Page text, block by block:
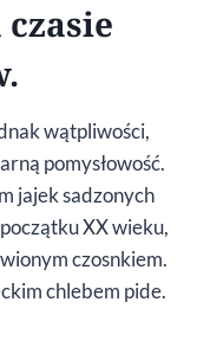
wątpliwości,
pomysłowość.
jajek sadzonych
XX wieku,
czosnkiem.
chlebem pide.